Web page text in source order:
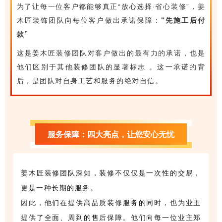
为了让每一位客户都能够真正“放心选择·省心装修”，姜
木匠装饰团队向每位客户做出承诺保障： “先施工后付
款”
这是姜木匠装修团队对客户做出的最有力的承诺，也是
他们区别于其他装修团队的显著标志 。这一承诺的背
后，是团队对自身工艺和服务的绝对自信。
服务保障：四大亮点，让您安心无忧
姜木匠装修团队深知，装修不仅仅是一次性的交易，
更是一种长期的服务。
因此，他们在提供高品质装修服务的同时，也为业主
提供了全面、周到的售后保障。他们向每一位业主郑